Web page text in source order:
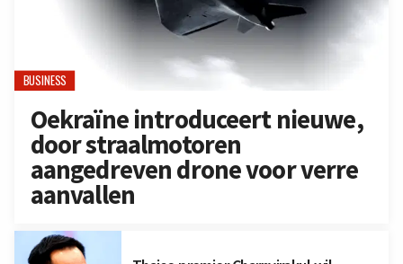
BUSINESS
Oekraïne introduceert nieuwe,
door straalmotoren
aangedreven drone voor verre
aanvallen